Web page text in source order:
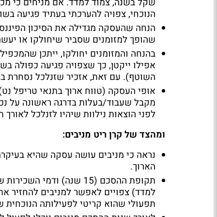
הנוכחי, צפויה להערכתי בעתיד פגיעה
הנחה שהעסקה מגדילה את הסיכון
שהופך למזומנים שסביר שיחולקו או
בהנחה והמזומנים יחולקו, ייתכן
אפילו ייקטן, כך שצפויה פגיעה כפולה
השוטף). עם זאת, אזכיר שזנלכל נסחרת
אופי העסקה (טווח ארוך בתנאי טריפל
לפני הוצאות נילוות שיהיו לזנלכל
ומהצד של קרן ריט מניבים:
נראה כי מניבים עושה עסקה שהיא
הארוך.
למדד) צפויים לאפשר למניבים להחזיר
תפעולי שהוא קריטי לפעילותה הנוכחית